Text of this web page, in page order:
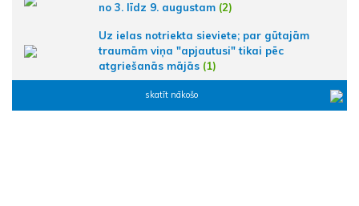
no 3. līdz 9. augustam (2)
Uz ielas notriekta sieviete; par gūtajām
traumām viņa "apjautusi" tikai pēc
atgriešanās mājās (1)
skatīt nākošo